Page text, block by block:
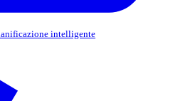
intelligente